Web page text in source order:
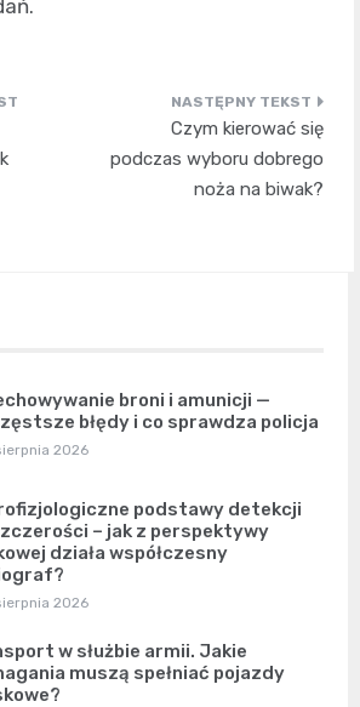
Czym kierować się
podczas wyboru dobrego
noża na biwak?
broni i amunicji —
błędy i co sprawdza policja
2026
podstawy detekcji
– jak z perspektywy
działa współczesny
2026
w służbie armii. Jakie
muszą spełniać pojazdy